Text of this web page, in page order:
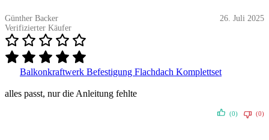
Günther Backer
Verifizierter Käufer
26. Juli 2025
Balkonkraftwerk Befestigung Flachdach Komplettset
alles passt, nur die Anleitung fehlte
(0) (0)